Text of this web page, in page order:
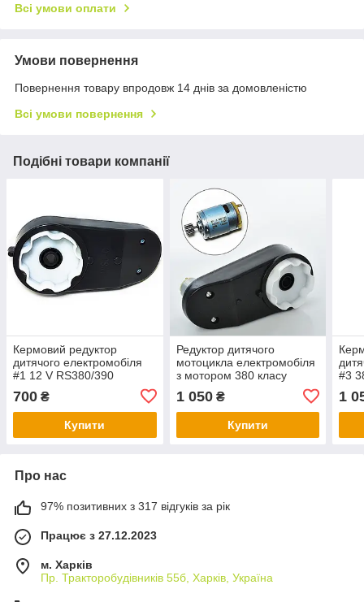
Всі умови оплати
Умови повернення
Повернення товару впродовж 14 днів за домовленістю
Всі умови повернення
Подібні товари компанії
Кермовий редуктор
дитячого електромобіля
#1 12 V RS380/390
700 ₴
Купити
Редуктор дитячого
мотоцикла електромобіля
з мотором 380 класу
16000 RPM 6V вал 10 мм
1 050₴
Купити
#3
1
Про нас
97% позитивних з 317 відгуків за рік
Працює з 27.12.2023
м. Харків
Пр. Тракторобудiвникiв 55б, Харків, Україна